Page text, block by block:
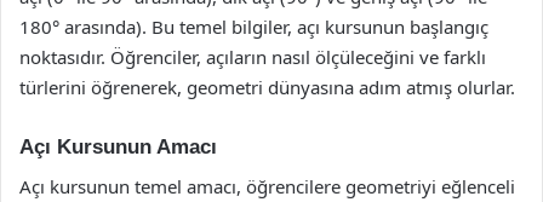
180° arasında). Bu temel bilgiler, açı kursunun başlangıç
noktasıdır. Öğrenciler, açıların nasıl ölçüleceğini ve farklı
türlerini öğrenerek, geometri dünyasına adım atmış olurlar.
Açı Kursunun Amacı
Açı kursunun temel amacı, öğrencilere geometriyi eğlenceli